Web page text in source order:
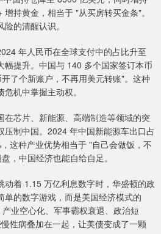
持黄金，相当于 "从买房转买金条"。
的清醒认识。
年人民币在全球支付中的占比升至
提升。中国与 140 多个国家签订本币
了个新账户，不再用美元转账"。这种
机中掌握主动权。
在芯片、新能源、高端制造等领域的突
压制中国。2024 年中国新能源车出口占
这种产业优势相当于 "自己会做饭，不
中国经济也能自给自足。
动着 1.15 万亿利息数字时，华盛顿的政
单的数字游戏，而是美国经济模式的
业空心化、军事霸权衰退、政治短
性病叠加在一起，让美债变成了一颗